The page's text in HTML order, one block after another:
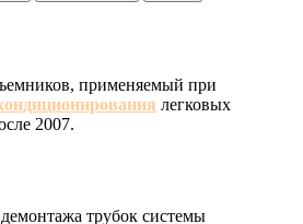
применяемый при
легковых
2007.
трубок системы